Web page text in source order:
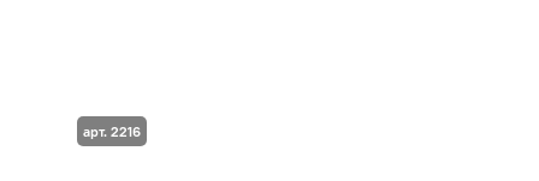
арт. 2216